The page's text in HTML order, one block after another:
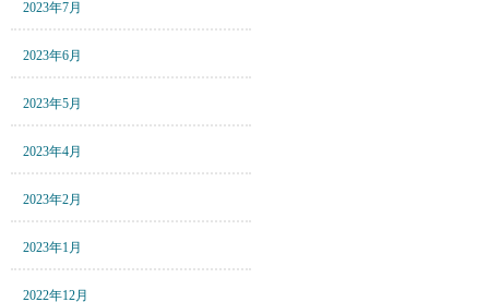
2023年7月
2023年6月
2023年5月
2023年4月
2023年2月
2023年1月
2022年12月